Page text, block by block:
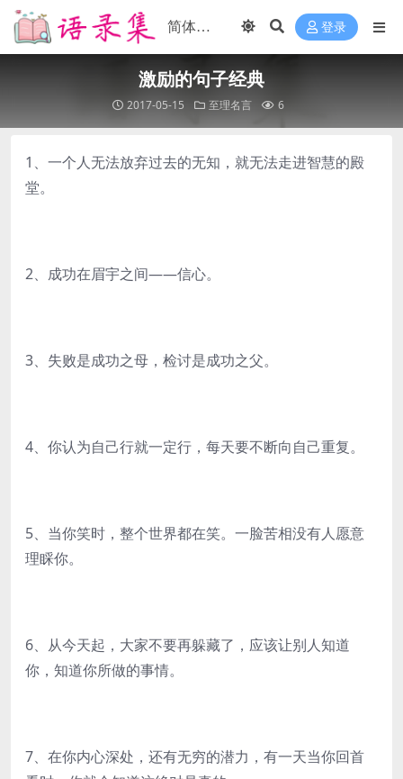
登录
激励的句子经典
2017-05-15 至理名言 6
1、一个人无法放弃过去的无知，就无法走进智慧的殿
堂。
2、成功在眉宇之间——信心。
3、失败是成功之母，检讨是成功之父。
4、你认为自己行就一定行，每天要不断向自己重复。
5、当你笑时，整个世界都在笑。一脸苦相没有人愿意
理睬你。
6、从今天起，大家不要再躲藏了，应该让别人知道
你，知道你所做的事情。
7、在你内心深处，还有无穷的潜力，有一天当你回首